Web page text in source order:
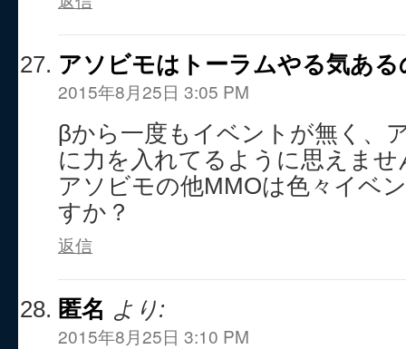
アソビモはトーラムやる気ある
2015年8月25日 3:05 PM
βから一度もイベントが無く、
に力を入れてるように思えませ
アソビモの他MMOは色々イベ
すか？
返信
匿名 より:
2015年8月25日 3:10 PM